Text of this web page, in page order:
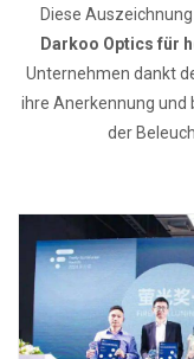
Diese
Darkoo Optics für
Unternehmen dankt
ihre Anerkennung und
der